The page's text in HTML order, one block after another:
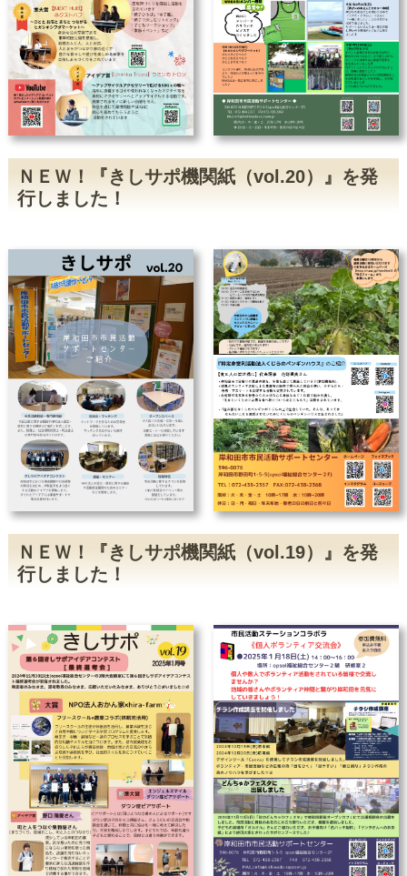
疑問』を開講しました
2022/7/1
【募集中】第4回きしサポアイデアコ
ンテスト
2022/6/15
主催講座「いまさら聞けないSNSの
疑問」開催のお知らせ
2022/6/1
「つながる広場」の参加者を募集し
2022/6/1
「5分で活動PR！」参加者募集しま
す！
2022/5/10
5月15日(日)ばらサミットinきしわだ
2022「協賛企業・団体ブース」に参
2022/4/16
きしサポのオープンスペースが利用
できます
2022/4/6
【100歳まであと209日】岸和田市市
制施行100周年カウントダウンに参
加しました！
2022/3/8
3月4日『市民活動の運営に係るお金
のはなし』を開講しました
2022/1/25
1月21日に「今年もやります！
ZOOMでつながる交流会」を行いま
した。
2021/9/3
【お知らせ】『第3回きしサポアイデ
アコンテスト最終選考会』開催しま
す！
2021/8/31
８月27日に「今年もやります！つな
がる交流会」を行いました
2021/8/3
7月31日に「第3回きしサポアイデア
コンテスト事前セミナー」を開講し
ました
2021/7/30
【岸和田TV MODE 2021年7月号】
う！」を開講しました
2021/2/16
2月9日に講座を開講しました
2020/11/24
11/19交流会・相談会を開催しまし
た。
2020/10/28
10月23日に講座を開講しました
ＮＥＷ！『きしサポ機関紙（vol.20）』を発
行しました！
ＮＥＷ！『きしサポ機関紙（vol.19）』を発
行しました！